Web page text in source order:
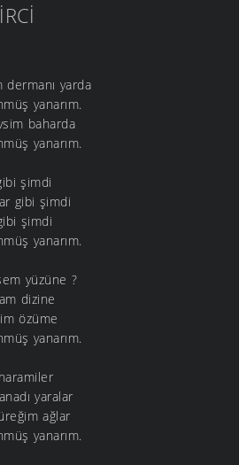
yarda
yanarım.
baharda
yanarım.
şimdi
gibi şimdi
şimdi
yanarım.
yüzüne ?
dizine
özüme
yanarım.
yaralar
ağlar
yanarım.